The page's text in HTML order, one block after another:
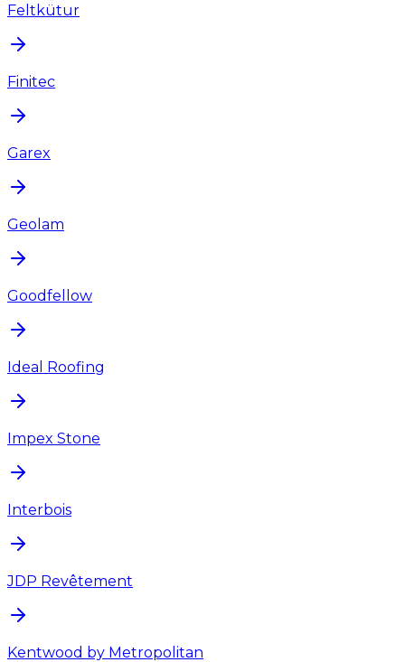
Feltkütur
Finitec
Garex
Geolam
Goodfellow
Ideal Roofing
Impex Stone
Interbois
JDP Revêtement
Kentwood by Metropolitan